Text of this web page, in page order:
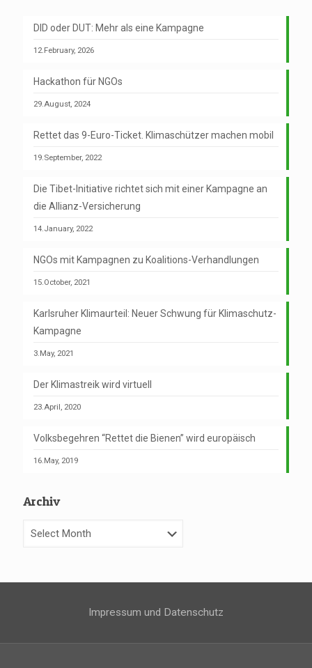
DID oder DUT: Mehr als eine Kampagne
12.February, 2026
Hackathon für NGOs
29.August, 2024
Rettet das 9-Euro-Ticket. Klimaschützer machen mobil
19.September, 2022
Die Tibet-Initiative richtet sich mit einer Kampagne an
die Allianz-Versicherung
14.January, 2022
NGOs mit Kampagnen zu Koalitions-Verhandlungen
15.October, 2021
Karlsruher Klimaurteil: Neuer Schwung für Klimaschutz-
Kampagne
3.May, 2021
Der Klimastreik wird virtuell
23.April, 2020
Volksbegehren “Rettet die Bienen” wird europäisch
16.May, 2019
Archiv
Archiv
Impressum und Datenschutz